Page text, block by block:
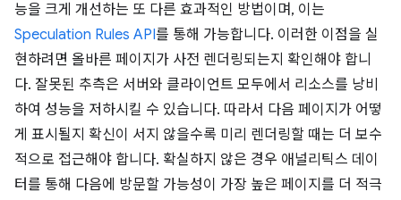
능을 크게 개선하는 또 다른 효과적인 방법이며, 이는
Speculation Rules API를 통해 가능합니다. 이러한 이점을 실
현하려면 올바른 페이지가 사전 렌더링되는지 확인해야 합니
다. 잘못된 추측은 서버와 클라이언트 모두에서 리소스를 낭비
하여 성능을 저하시킬 수 있습니다. 따라서 다음 페이지가 어떻
게 표시될지 확신이 서지 않을수록 미리 렌더링할 때는 더 보수
적으로 접근해야 합니다. 확실하지 않은 경우 애널리틱스 데이
터를 통해 다음에 방문할 가능성이 가장 높은 페이지를 더 적극